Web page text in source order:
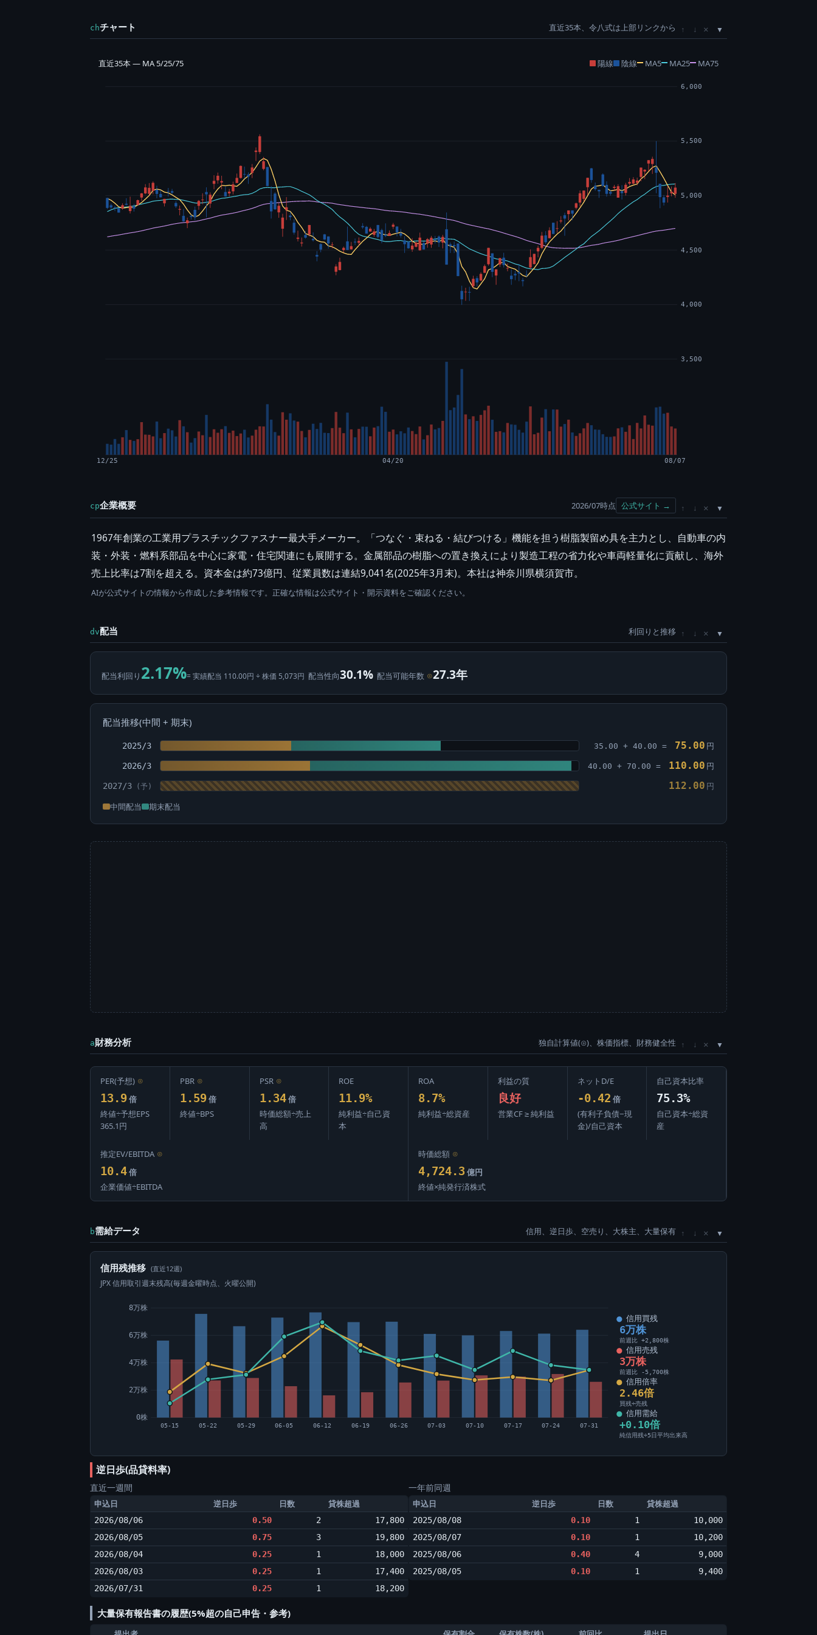
chチャート 直近35本、令八式は上部リンクから ↑ ↓ ×
直近35本 — MA 5/25/75 陽線 陰線 MA5 MA25 MA75
3,500
4,000
4,500
5,000
5,500
6,000
12/25 04/20 08/07
cp企業概要 2026/07時点 公式サイト → ↑ ↓ ×
1967年創業の工業用プラスチックファスナー最大手メーカー。「つなぐ・束ねる・結びつける」機能を担う樹脂製留め具を主力とし、自動車の内
装・外装・燃料系部品を中心に家電・住宅関連にも展開する。金属部品の樹脂への置き換えにより製造工程の省力化や車両軽量化に貢献し、海外
売上比率は7割を超える。資本金は約73億円、従業員数は連結9,041名(2025年3月末)。本社は神奈川県横須賀市。
AIが公式サイトの情報から作成した参考情報です。正確な情報は公式サイト・開示資料をご確認ください。
dv配当 利回りと推移 ↑ ↓ ×
配当利回り 2.17%= 実績配当 110.00円 ÷ 株価 5,073円 配当性向30.1% 配当可能年数 ⊙27.3年
配当推移(中間 + 期末)
2025/3 35.00 + 40.00 = 75.00 円
2026/3 40.00 + 70.00 = 110.00 円
2027/3 112.00 円
中間配当 期末配当
a財務分析 独自計算値(⊙)、株価指標、財務健全性 ↑ ↓ ×
PER(予想) ⊙
13.9 倍
終値÷予想EPS
365.1円
PBR ⊙
1.59 倍
終値÷BPS
PSR ⊙
1.34 倍
時価総額÷売上
高
ROE
11.9%
純利益÷自己資
本
ROA
8.7%
純利益÷総資産
利益の質
良好
営業CF ≥ 純利益
ネットD/E
-0.42 倍
(有利子負債−現
金)/自己資本
自己資本比率
75.3%
自己資本÷総資
産
推定EV/EBITDA ⊙
10.4 倍
企業価値÷EBITDA
時価総額 ⊙
4,724.3 億円
終値×純発行済株式
b需給データ 信用、逆日歩、空売り、大株主、大量保有 ↑ ↓ ×
信用残推移 (直近12週)
JPX 信用取引週末残高(毎週金曜時点、火曜公開)
0株
2万株
4万株
6万株
8万株
05-15 05-22 05-29 06-05 06-12 06-19 06-26 07-03 07-10 07-17 07-24 07-31
信用買残
6万株
前週比 +2,800株
信用売残
3万株
前週比 -5,700株
信用倍率
2.46倍
買残÷売残
信用需給
+0.10倍
純信用残÷5日平均出来高
逆日歩(品貸料率)
直近一週間
申込日 逆日歩 日数 貸株超過
2026/08/06 0.50 2
17,800
2026/08/05
0.75 3
19,800
2026/08/04
0.25 1
18,000
2026/08/03
0.25 1
17,400
2026/07/31
0.25 1 18,200
一年前同週
申込日 逆日歩 日数 貸株超過
2025/08/08 0.10 1
10,000
2025/08/07
0.10 1
10,200
2025/08/06
0.40 4
9,000
2025/08/05
0.10 1 9,400
大量保有報告書の履歴(5%超の自己申告・参考)